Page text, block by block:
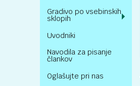
Gradivo po vsebinskih
sklopih
Uvodniki
Navodila za pisanje
člankov
Oglašujte pri nas